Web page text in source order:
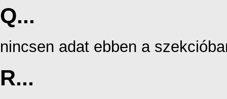
Q...
nincsen adat ebben a
R...